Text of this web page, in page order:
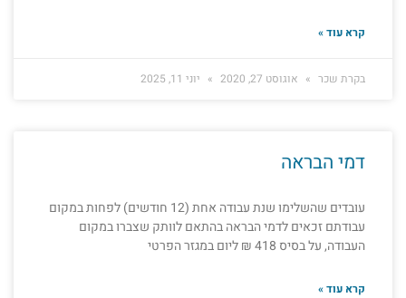
קרא עוד »
בקרת שכר אוגוסט 27, 2020 יוני 11, 2025
דמי הבראה
עובדים שהשלימו שנת עבודה אחת (12 חודשים) לפחות במקום
עבודתם זכאים לדמי הבראה בהתאם לוותק שצברו במקום
העבודה, על בסיס 418 ₪ ליום במגזר הפרטי
קרא עוד »